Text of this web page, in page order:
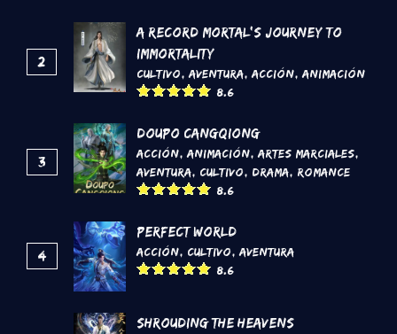
2
A Record Mortal's Journey To
Immortality
Cultivo,Aventura,Acción,Animación
8.6
3
DouPo Cangqiong
Acción,Animación,Artes marciales,
Aventura, Cultivo, Drama, Romance
8.6
4
Perfect World
Acción, Cultivo,Aventura
8.6
Shrouding the Heavens